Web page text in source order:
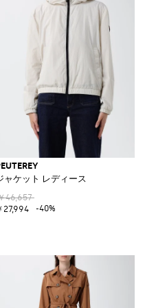
ャケット レディース
46,657
27,994
-40%